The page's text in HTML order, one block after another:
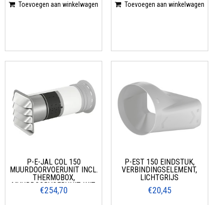
Toevoegen aan winkelwagen Toevoegen aan winkelwagen
P-E-JAL COL 150
MUURDOORVOERUNIT INCL.
THERMOBOX,
MUURDOORVOERUNIT, WIT,
ROESTVRIJ STAAL
€254,70
P-EST 150 EINDSTUK,
VERBINDINGSELEMENT,
LICHTGRIJS
€20,45